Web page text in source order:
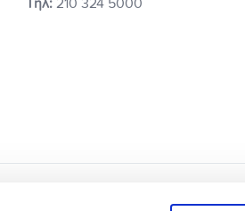
Τηλ: 210 324 5000